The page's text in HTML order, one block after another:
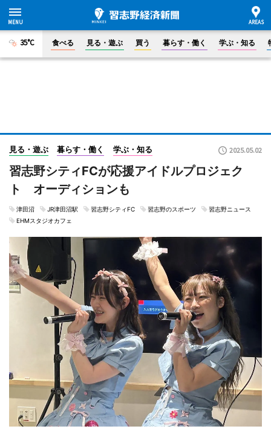
35°C 食べる 見る・遊ぶ 買う 暮らす・働く 学ぶ・知る
見る・遊ぶ 暮らす・働く 学ぶ・知る 2025.05.02
習志野シティFCが応援アイドルプロジェク
ト オーディションも
津田沼 JR津田沼駅 習志野シティFC 習志野のスポーツ
習志野ニュース
EHMスタジオカフェ